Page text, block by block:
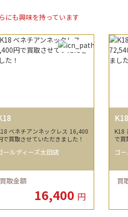
にも興味を持っています
ベネチアンネックレス 16,400
で買取させていただきました！
ールディーズ太田店
買取金額
16,400 円
K18
K18
で買
ゴ
買